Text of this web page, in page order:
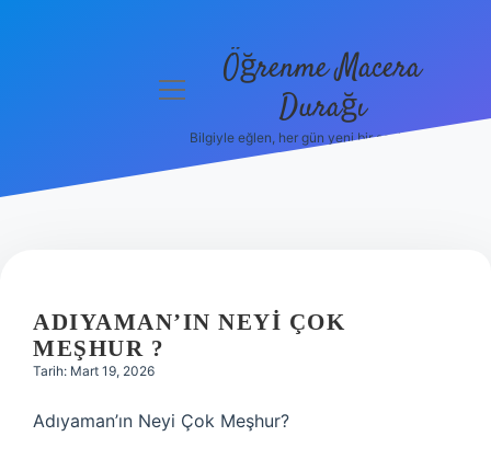
Hakkımızda
menüyü Öğrenme Macera
Durağı
Bilgiyle eğlen, her gün yeni bir şeyler öğren!
ADIYAMAN’IN NEYI ÇOK
MEŞHUR ?
Tarih: Mart 19, 2026
Adıyaman’ın Neyi Çok Meşhur?